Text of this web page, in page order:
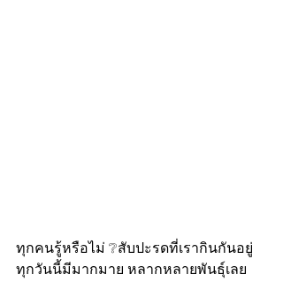
ทุกคนรู้หรือไม่ ❔สับปะรดที่เรากินกันอยู่
ทุกวันนี้มีมากมาย หลากหลายพันธุ์เลย